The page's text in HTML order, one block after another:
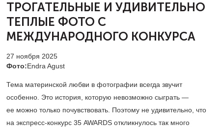
ТРОГАТЕЛЬНЫЕ И УДИВИТЕЛЬНО
ТЕПЛЫЕ ФОТО С
МЕЖДУНАРОДНОГО КОНКУРСА
27 ноября 2025
Фото:Endra Agust
Тема материнской любви в фотографии всегда звучит
особенно. Это история, которую невозможно сыграть —
ее можно только почувствовать. Поэтому не удивительно, что
на экспресс-конкурс 35 AWARDS откликнулось так много